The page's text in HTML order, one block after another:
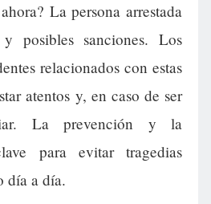
La persona arrestada
posibles sanciones. Los
relacionados con estas
atentos y, en caso de ser
La prevención y la
para evitar tragedias
día a día.